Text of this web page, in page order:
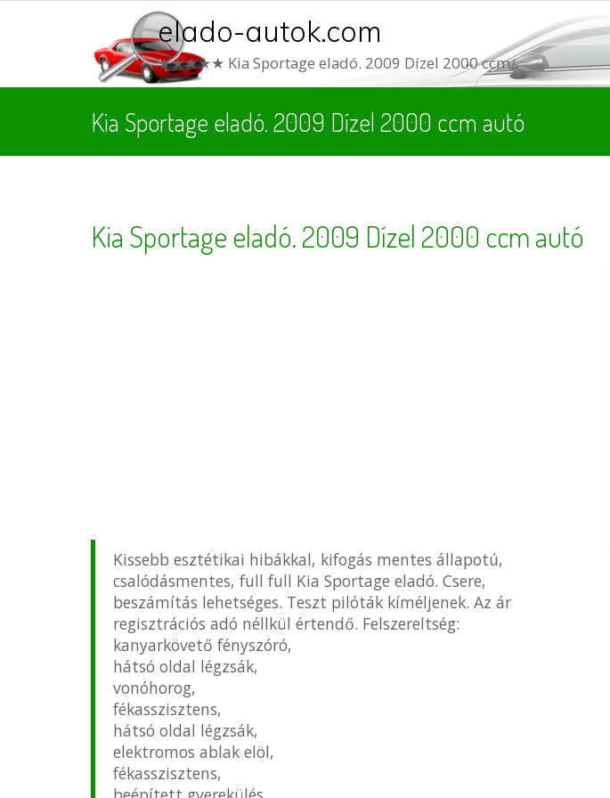
elado-autok.com
★★★★★ Kia Sportage eladó. 2009 Dízel 2000 ccm
Kia Sportage eladó. 2009 Dízel 2000 ccm autó
Kia Sportage eladó. 2009 Dízel 2000 ccm autó
Kissebb esztétikai hibákkal, kifogás mentes állapotú,
csalódásmentes, full full Kia Sportage eladó. Csere,
beszámítás lehetséges. Teszt pilóták kíméljenek. Az ár
regisztrációs adó néllkül értendő. Felszereltség:
kanyarkövető fényszóró,
hátsó oldal légzsák,
vonóhorog,
fékasszisztens,
hátsó oldal légzsák,
elektromos ablak elöl,
fékasszisztens,